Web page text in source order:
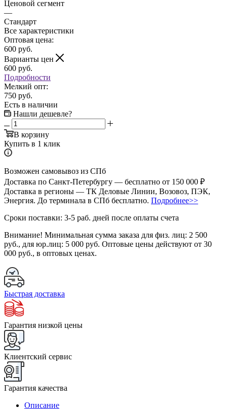
Ценовой сегмент
—
Стандарт
Все характеристики
Оптовая цена:
600 руб.
Варианты цен
600 руб.
Подробности
Мелкий опт:
750 руб.
Есть в наличии
Нашли дешевле?
В корзину
Купить в 1 клик
Возможен самовывоз из СПб
Доставка по Санкт-Петербургу — бесплатно от 150 000 ₽
Доставка в регионы — ТК Деловые Линии, Возовоз, ПЭК,
Энергия. До терминала в СПб бесплатно. Подробнее>>
Сроки поставки: 3-5 раб. дней после оплаты счета
Внимание! Минимальная сумма заказа для физ. лиц: 2 500
руб., для юр.лиц: 5 000 руб. Оптовые цены действуют от 30
000 руб., в оптовых ценах.
Быстрая доставка
Гарантия низкой цены
Клиентский сервис
Гарантия качества
Описание